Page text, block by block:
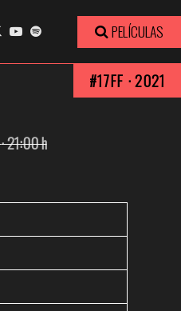
PELÍCULAS
#17FF · 2021
Ver trailer
· 21:00 h